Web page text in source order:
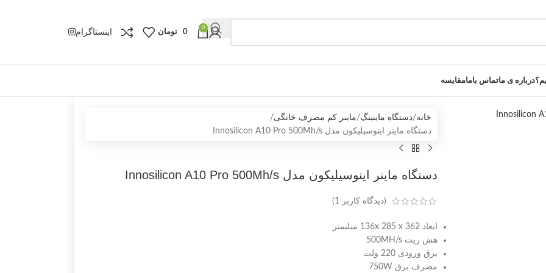
0
0 تومان اینستاگرام
درباره ی ماتماس بامامقایسه
خانه دستگاه ماینینگ ماینر کم مصرف خانگی
دستگاه ماینر اینوسیلیکون مدل Innosilicon A10 Pro 500Mh/s
دستگاه ماینر اینوسیلیکون مدل Innosilicon A10 Pro 500Mh/s
(دیدگاه کاربر 1
)
ابعاد 136x 285 x 362 میلیمتر
هش ریت 500MH/s
برق ورودی 220 ولت
مصرف برق 750W